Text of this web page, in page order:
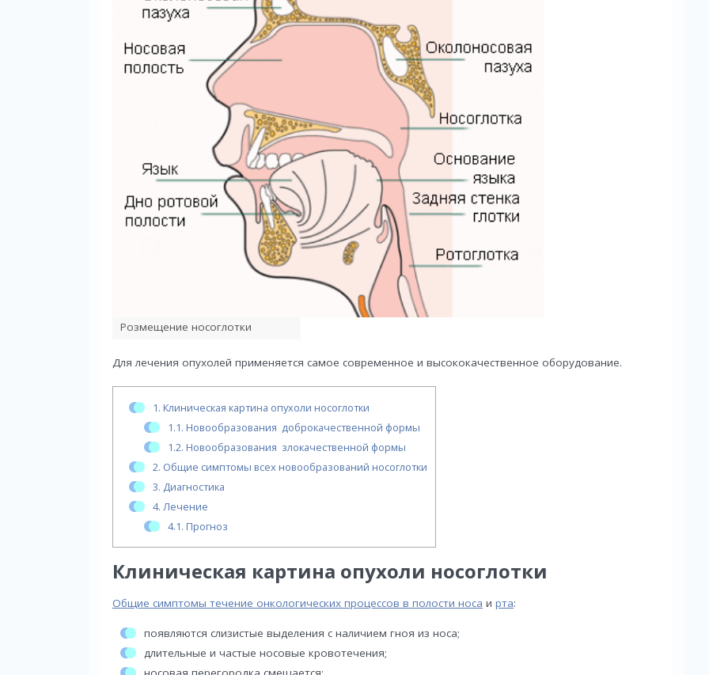
Розмещение носоглотки
Для лечения опухолей применяется самое современное и высококачественное оборудование.
1. Клиническая картина опухоли носоглотки
1.1. Новообразования доброкачественной формы
1.2. Новообразования злокачественной формы
2. Общие симптомы всех новообразований носоглотки
3. Диагностика
4. Лечение
4.1. Прогноз
Клиническая картина опухоли носоглотки
Общие симптомы течение онкологических процессов в полости носа и рта:
появляются слизистые выделения с наличием гноя из носа;
длительные и частые носовые кровотечения;